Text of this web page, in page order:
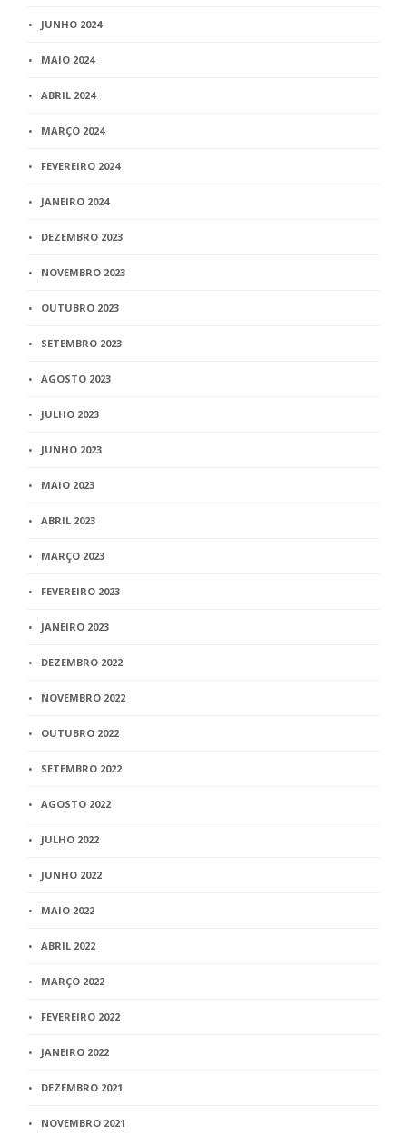
JUNHO 2024
MAIO 2024
ABRIL 2024
MARÇO 2024
FEVEREIRO 2024
JANEIRO 2024
DEZEMBRO 2023
NOVEMBRO 2023
OUTUBRO 2023
SETEMBRO 2023
AGOSTO 2023
JULHO 2023
JUNHO 2023
MAIO 2023
ABRIL 2023
MARÇO 2023
FEVEREIRO 2023
JANEIRO 2023
DEZEMBRO 2022
NOVEMBRO 2022
OUTUBRO 2022
SETEMBRO 2022
AGOSTO 2022
JULHO 2022
JUNHO 2022
MAIO 2022
ABRIL 2022
MARÇO 2022
FEVEREIRO 2022
JANEIRO 2022
DEZEMBRO 2021
NOVEMBRO 2021